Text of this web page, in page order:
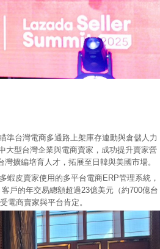
準台灣電商多通路上架庫存連動與倉儲人力
大型台灣企業與電商賣家，成功提升賣家營
擴編培育人才，拓展至日韓與美國市場。
蝦皮賣家使用的多平台電商ERP管理系統，
戶的年交易總額超過23億美元（約700億台
電商賣家與平台肯定。